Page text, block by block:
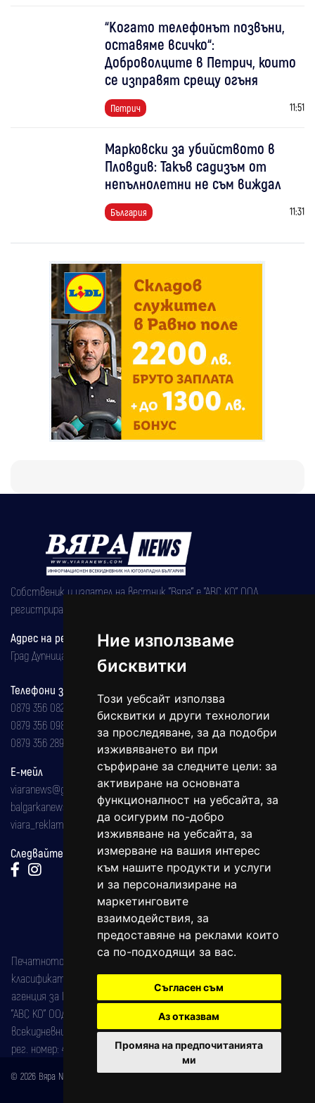
Ние използваме
бисквитки
Този уебсайт използва
бисквитки и други технологии
за проследяване, за да подобри
изживяването ви при
сърфиране за следните цели: за
активиране на основната
функционалност на уебсайта, за
да осигурим по-добро
изживяване на уебсайта, за
измерване на вашия интерес
към нашите продукти и услуги
и за персонализиране на
маркетинговите
взаимодействия, за
предоставяне на реклами които
са по-подходящи за вас.
Съгласен съм
Аз отказвам
Промяна на предпочитанията
ми
“Когато телефонът позвъни,
оставяме всичко“:
Доброволците в Петрич, които
се изправят срещу огъня
Петрич 11:51
Марковски за убийството в
Пловдив: Такъв садизъм от
непълнолетни не съм виждал
България 11:31
Собственик и издател на вестник "Вяра" е "АВС КО" ООД,
регистрирана на 08.05.2002 година.
Адрес на редакцията
Град Дупница, ул.''Христо Ботев" 43
Телефони за реклама и абонаменти
0879 356 082
0879 356 098
0879 356 289
Е-мейл
viaranews@gmail.com
balgarkanews@gmail.com
viara_reklama@mail.bg
Следвайте ни:
Печатното издание на вестника е регистрирано в националния
класификатор на печатните издания (Българска национална
агенция за ISSN) под номер: ISSN 1312-4722.
"АВС КО" ООД е притежател на марката: Вяра информационен
всекидневник на югозападна България, със свидетелство за марка
рег. номер: 47857/11.05.2004 година.
© 2026 Вяра News Всички права запазени!